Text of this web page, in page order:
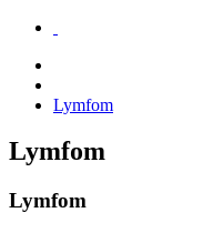
Lymfom
Lymfom
Lymfom